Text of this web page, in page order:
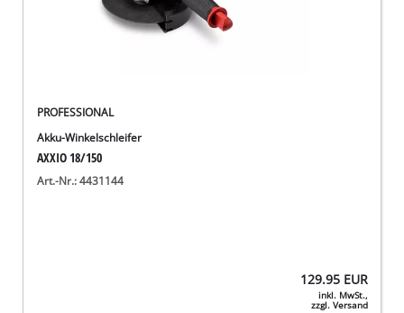
PROFESSIONAL
Akku-Winkelschleifer
AXXIO 18/150
Art.-Nr.: 4431144
129.95 EUR
inkl. MwSt.,
zzgl. Versand